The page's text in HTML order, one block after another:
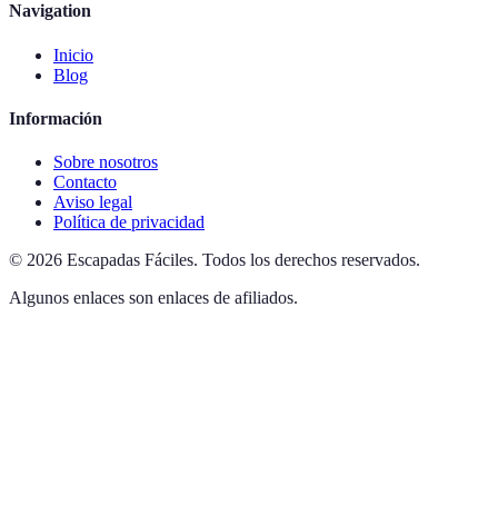
Navigation
Inicio
Blog
Información
Sobre nosotros
Contacto
Aviso legal
Política de privacidad
© 2026 Escapadas Fáciles. Todos los derechos reservados.
Algunos enlaces son enlaces de afiliados.